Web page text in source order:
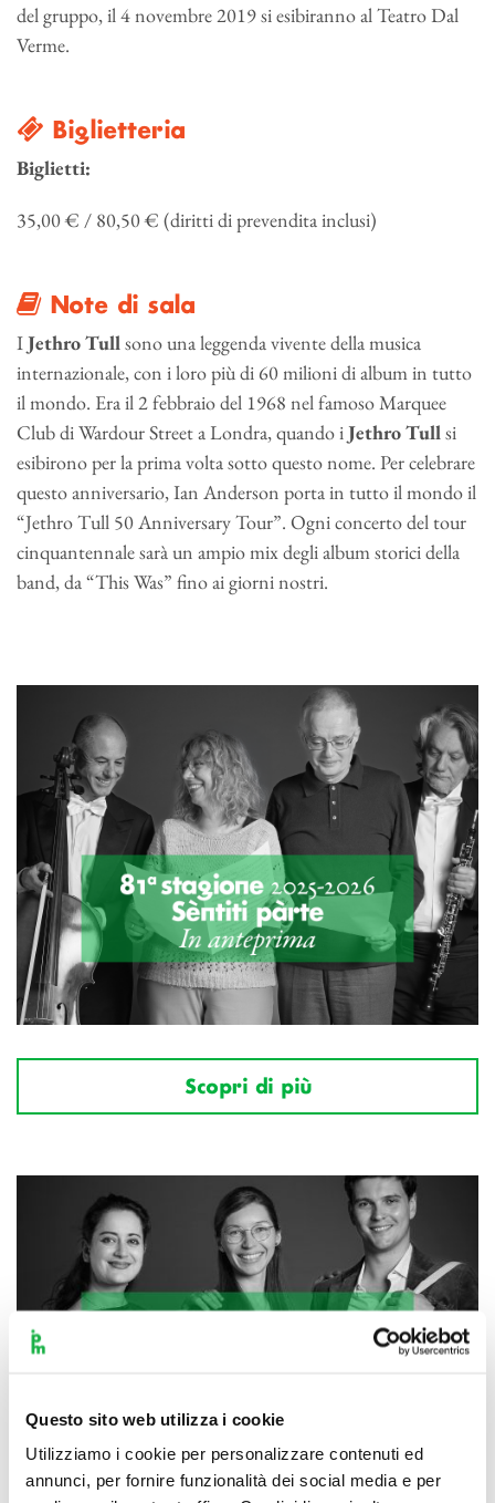
Questo sito web utilizza i cookie
Utilizziamo i cookie per personalizzare contenuti ed
annunci, per fornire funzionalità dei social media e per
del gruppo, il 4 novembre 2019 si esibiranno al Teatro Dal
Verme.
Biglietteria
Biglietti:
35,00 € / 80,50 € (diritti di prevendita inclusi)
Note di sala
IJethro Tullsono una leggenda vivente della musica
internazionale, con i loro più di 60 milioni di album in tutto
il mondo. Era il 2 febbraio del 1968 nel famoso Marquee
Club di Wardour Street a Londra, quando iJethro Tullsi
esibirono per la prima volta sotto questo nome. Per celebrare
questo anniversario, Ian Anderson porta in tutto il mondo il
“Jethro Tull 50 Anniversary Tour”. Ogni concerto del tour
cinquantennale sarà un ampio mix degli album storici della
band, da “This Was” fino ai giorni nostri.
Scopri di più